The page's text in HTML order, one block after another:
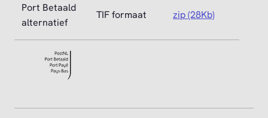
Port Betaald
alternatief
TIF formaat zip (28Kb)